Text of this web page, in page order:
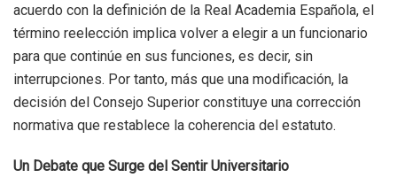
acuerdo con la definición de la Real Academia Española, el
término reelección implica volver a elegir a un funcionario
para que continúe en sus funciones, es decir, sin
interrupciones. Por tanto, más que una modificación, la
decisión del Consejo Superior constituye una corrección
normativa que restablece la coherencia del estatuto.
Un Debate que Surge del Sentir Universitario